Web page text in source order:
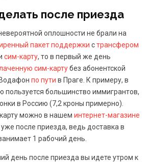
после приезда
оплошности не брали на
пакет поддержки странсфером
сим-карту, то в первый же день
сим-картубез абонентской
по пути в Праге. К примеру, в
пользуется большинство иммигрантов,
в Россию (7,2 кроны примерно).
можно в нашем интернет-магазине
после приезда, ведь доставка в
1 рабочий день.
день после приезда вы идете утром к